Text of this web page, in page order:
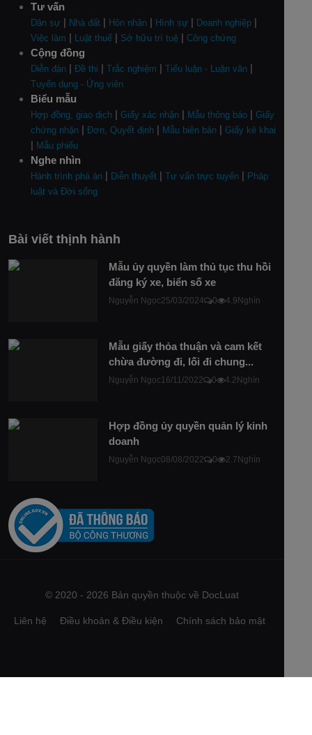
Tư vấn
Dân sự | Nhà đất | Hôn nhân | Hình sự | Doanh nghiệp |
Việc làm | Luật thuế | Sở hữu trí tuệ | Công chứng
Cộng đồng
Diễn đàn | Đề thi | Trắc nghiệm | Tiểu luận - Luận văn |
Tuyển dụng - Ứng viên
Biểu mẫu
Hợp đồng, giao dịch | Giấy xác nhận | Mẫu thông báo | Giấy
chứng nhận | Đơn, Quyết định | Mẫu biên bản | Giấy kê khai
| Mẫu phiếu
Nghe nhìn
Hành trình phá án | Diễn thuyết | Tư vấn trực tuyến | Pháp
luật và Đời sống
Bài viết thịnh hành
Mẫu ủy quyền làm thủ tục thu hồi
đăng ký xe, biển số xe
Nguyễn Ngọc25/03/2024 0 4.9Nghìn
Mẫu giấy thỏa thuận và cam kết
chừa đường đi, lối đi chung...
Nguyễn Ngọc16/11/2022 0 4.2Nghìn
Hợp đồng ủy quyền quản lý kinh
doanh
Nguyễn Ngọc08/08/2022 0 2.7Nghìn
© 2020 - 2026 Bản quyền thuộc về DocLuat
Liên hệ Điều khoản & Điều kiện Chính sách bảo mật